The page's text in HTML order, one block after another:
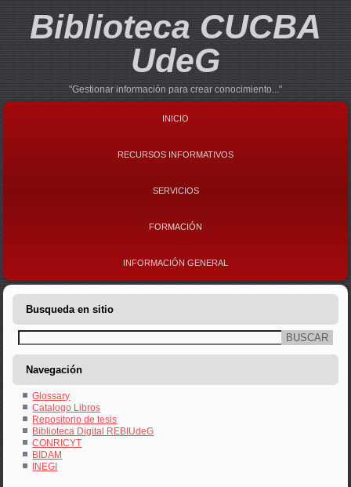
Biblioteca CUCBA
UdeG
"Gestionar información para crear conocimiento..."
INICIO
RECURSOS INFORMATIVOS
SERVICIOS
FORMACIÓN
INFORMACIÓN GENERAL
Busqueda en sitio
Buscar
Navegación
Glossary
Catalogo Libros
Repositorio de tesis
Biblioteca Digital REBIUdeG
CONRICYT
BIDAM
INEGI